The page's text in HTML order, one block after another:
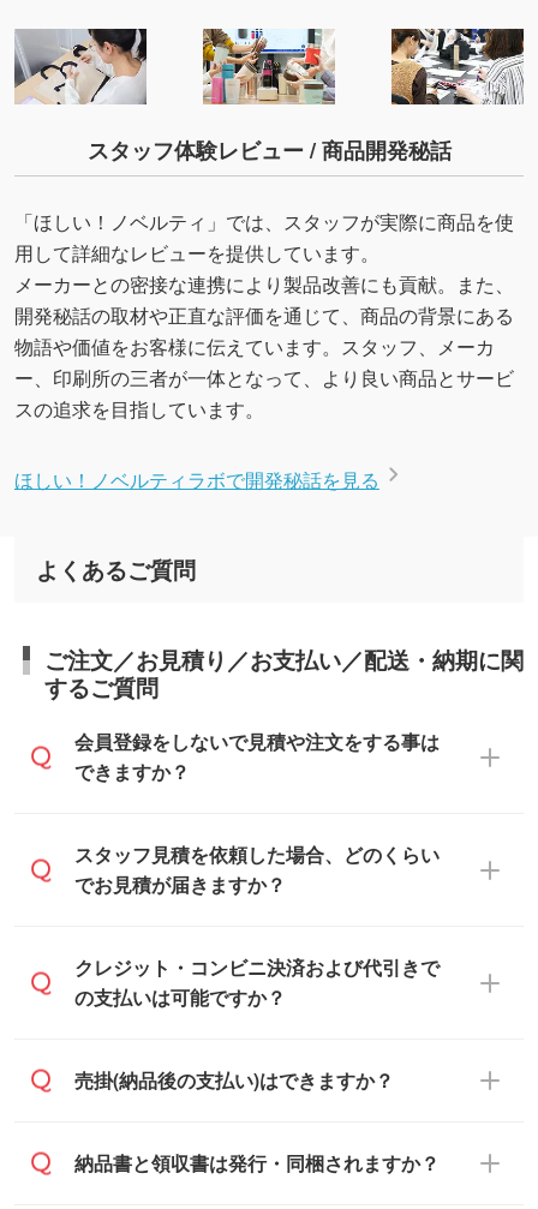
スタッフ体験レビュー / 商品開発秘話
「ほしい！ノベルティ」では、スタッフが実際に商品を使
用して詳細なレビューを提供しています。
メーカーとの密接な連携により製品改善にも貢献。また、
開発秘話の取材や正直な評価を通じて、商品の背景にある
物語や価値をお客様に伝えています。スタッフ、メーカ
ー、印刷所の三者が一体となって、より良い商品とサービ
スの追求を目指しています。
ほしい！ノベルティラボで開発秘話を見る
よくあるご質問
ご注文／お見積り／お支払い／配送・納期に関
するご質問
会員登録をしないで見積や注文をする事は
できますか？
可能です。見積・注文フォームにて『ゲス
トのまま進む』ボタンからお進みのうえ、
スタッフ見積を依頼した場合、どのくらい
でお見積が届きますか？
通常、翌営業日までにお送りしておりま
す。混雑状況によっては、お時間をいただ
翌営業日以降のご連絡となります。
クレジット・コンビニ決済および代引きで
の支払いは可能ですか？
銀行振込のみのご対応となります。
売掛(納品後の支払い)はできますか？
基本的には先入金をお願いしております
納品書と領収書は発行・同梱されますか？